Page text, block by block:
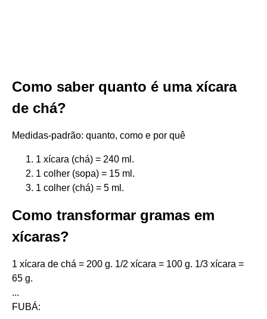
Como saber quanto é uma xícara
de chá?
Medidas-padrão: quanto, como e por quê
1 xícara (chá) = 240 ml.
1 colher (sopa) = 15 ml.
1 colher (chá) = 5 ml.
Como transformar gramas em
xícaras?
1 xícara de chá = 200 g. 1/2 xícara = 100 g. 1/3 xícara =
65 g.
...
FUBÁ: